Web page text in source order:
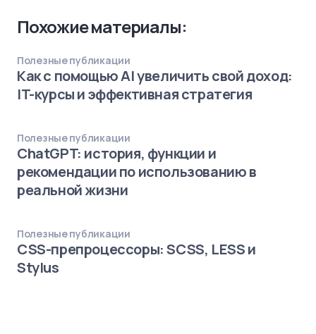
Похожие материалы:
Полезные публикации
Как с помощью AI увеличить свой доход:
IT-курсы и эффективная стратегия
Полезные публикации
ChatGPT: история, функции и
рекомендации по использованию в
реальной жизни
Полезные публикации
CSS-препроцессоры: SCSS, LESS и
Stylus